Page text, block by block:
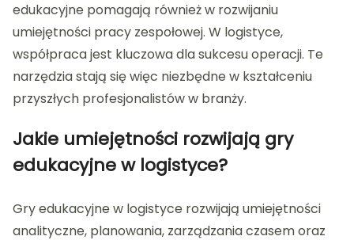
edukacyjne pomagają również w rozwijaniu
umiejętności pracy zespołowej. W logistyce,
współpraca jest kluczowa dla sukcesu operacji. Te
narzędzia stają się więc niezbędne w kształceniu
przyszłych profesjonalistów w branży.
Jakie umiejętności rozwijają gry
edukacyjne w logistyce?
Gry edukacyjne w logistyce rozwijają umiejętności
analityczne, planowania, zarządzania czasem oraz